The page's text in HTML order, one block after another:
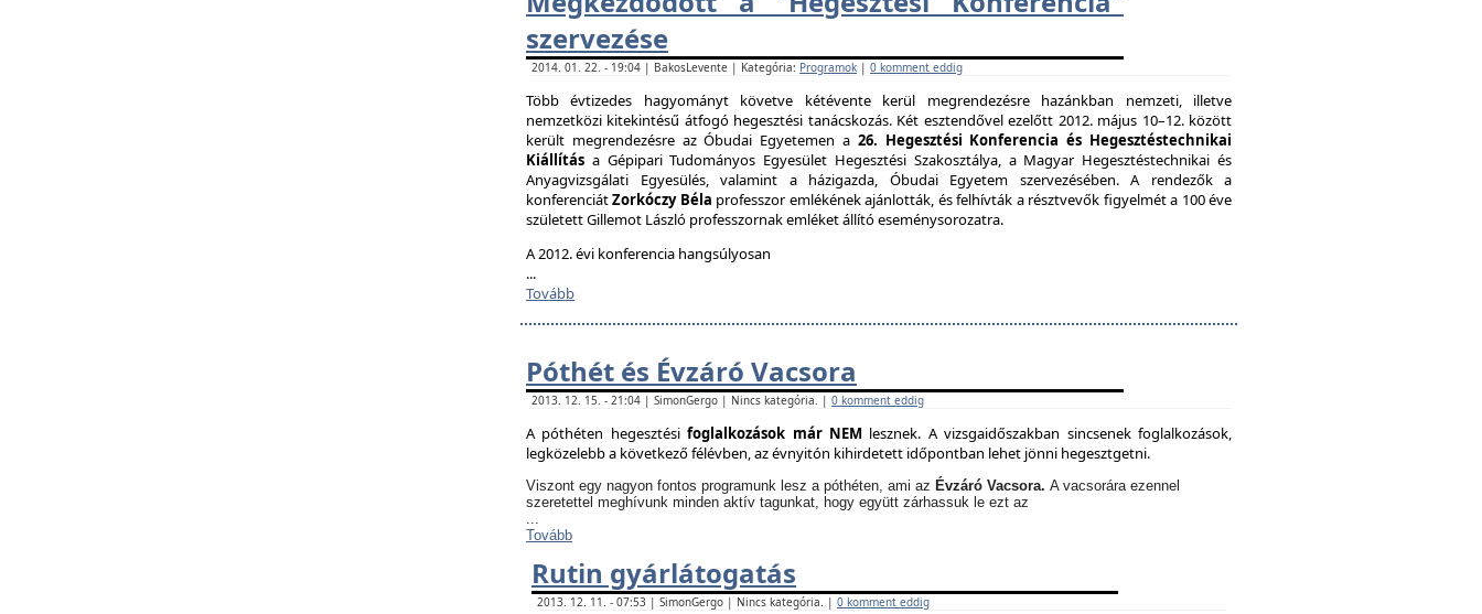
szervezése
2014. 01. 22. - 19:04 | BakosLevente | Kategória: Programok | 0 komment eddig
Több évtizedes hagyományt követve kétévente kerül megrendezésre hazánkban nemzeti, illetve
nemzetközi kitekintésű átfogó hegesztési tanácskozás. Két esztendővel ezelőtt 2012. május 10–12. között
került megrendezésre az Óbudai Egyetemen a 26. Hegesztési Konferencia és Hegesztéstechnikai
Kiállítás a Gépipari Tudományos Egyesület Hegesztési Szakosztálya, a Magyar Hegesztéstechnikai és
Anyagvizsgálati Egyesülés, valamint a házigazda, Óbudai Egyetem szervezésében. A rendezők a
konferenciátZorkóczy Béla professzor emlékének ajánlották, és felhívták a résztvevők figyelmét a 100 éve
született Gillemot László professzornak emléket állító eseménysorozatra.
A 2012. évi konferencia hangsúlyosan
...
Tovább
Póthét és Évzáró Vacsora
2013. 12. 15. - 21:04 | SimonGergo | Nincs kategória. | 0 komment eddig
A póthéten hegesztésifoglalkozások már NEM lesznek. A vizsgaidőszakban sincsenek foglalkozások,
legközelebb a következő félévben, az évnyitón kihirdetett időpontban lehet jönni hegesztgetni.
Viszont egy nagyon fontos programunk lesz a póthéten, ami az Évzáró Vacsora. A vacsorára ezennel
szeretettel meghívunk minden aktív tagunkat, hogy együtt zárhassuk le ezt az
...
Tovább
Rutin gyárlátogatás
2013. 12. 11. - 07:53 | SimonGergo | Nincs kategória. | 0 komment eddig